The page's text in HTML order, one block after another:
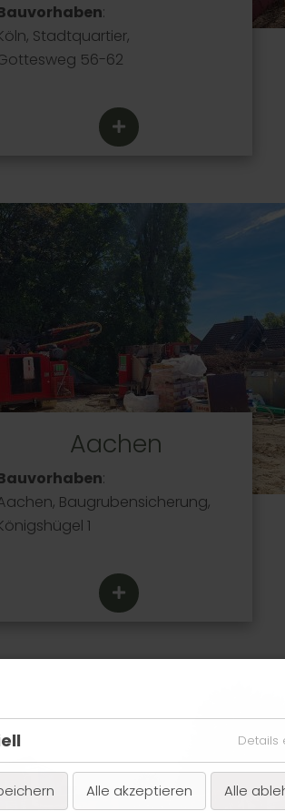
:
Stadtquartier,
56-62
Aachen
:
Baugrubensicherung,
1
Details
Alle akzeptieren Alle